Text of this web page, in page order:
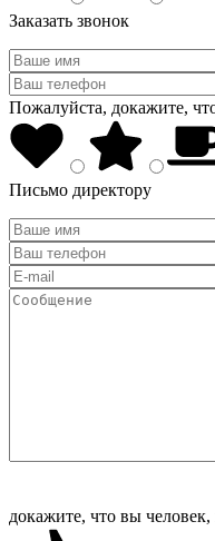
Заказать звонок
Пожалуйста, докажите,
Письмо директору
докажите, что вы